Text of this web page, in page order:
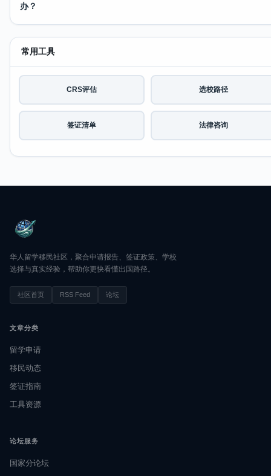
办？
常用工具
CRS评估 选校路径
签证清单 法律咨询
华人留学移民社区，聚合申请报告、签证政策、学校
选择与真实经验，帮助你更快看懂出国路径。
社区首页 RSS Feed 论坛
文章分类
留学申请
移民动态
签证指南
工具资源
论坛服务
国家分论坛